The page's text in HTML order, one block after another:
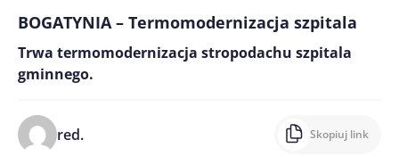
BOGATYNIA – Termomodernizacja szpitala
Trwa termomodernizacja stropodachu szpitala
gminnego.
red. Skopiuj link